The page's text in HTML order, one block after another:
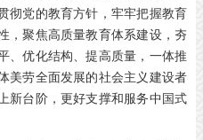
彻党的教育方针，牢牢把握教育
，聚焦高质量教育体系建设，夯
、优化结构、提高质量，一体推
美劳全面发展的社会主义建设者
新台阶，更好支撑和服务中国式